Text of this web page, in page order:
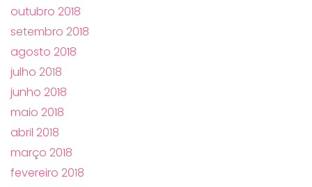
outubro 2018
setembro 2018
agosto 2018
julho 2018
junho 2018
maio 2018
abril 2018
março 2018
fevereiro 2018